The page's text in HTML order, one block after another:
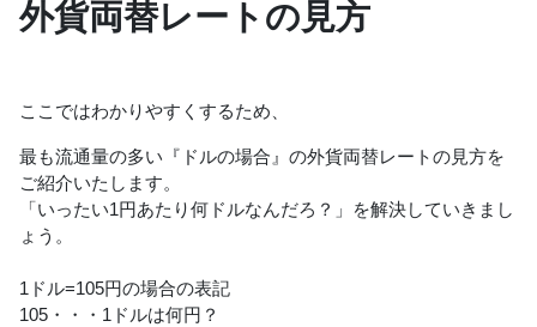
外貨両替レートの見方
ここではわかりやすくするため、
最も流通量の多い『ドルの場合』の外貨両替レートの見方を
ご紹介いたします。
「いったい1円あたり何ドルなんだろ？」を解決していきまし
ょう。
1ドル=105円の場合の表記
105・・・1ドルは何円？